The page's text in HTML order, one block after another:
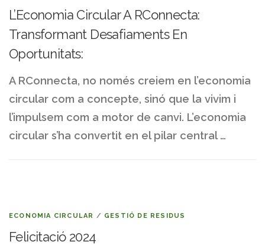
L’Economia Circular A RConnecta:
Transformant Desafiaments En
Oportunitats:
A RConnecta, no només creiem en l’economia
circular com a concepte, sinó que la vivim i
l’impulsem com a motor de canvi. L’economia
circular s’ha convertit en el pilar central …
ECONOMIA CIRCULAR / GESTIÓ DE RESIDUS
Felicitació 2024